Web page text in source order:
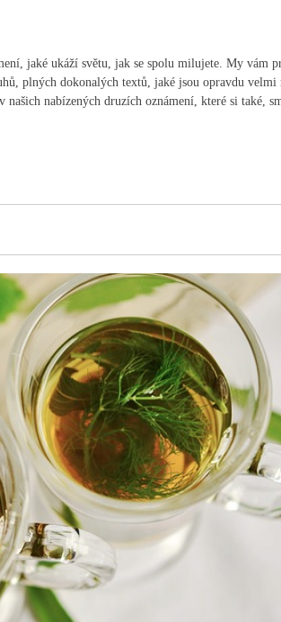
jaké ukáží světu, jak se spolu milujete. My vám
plných dokonalých textů, jaké jsou opravdu velmi
nabízených druzích oznámení, které si také,